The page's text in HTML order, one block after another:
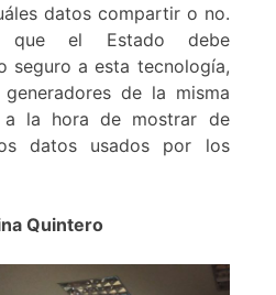
datos compartir o no.
que el Estado debe
seguro a esta tecnología,
de la misma
a la hora de mostrar de
datos usados por los
Quintero